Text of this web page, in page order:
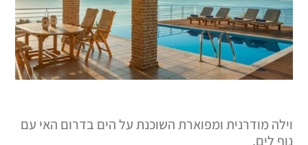
ומפוארת השוכנת על הים בדרום האי עם